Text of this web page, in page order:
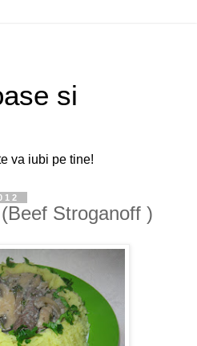
si
va iubi pe tine!
Stroganoff )